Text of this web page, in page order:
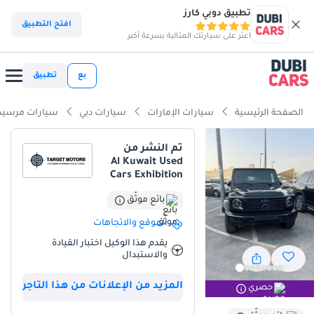
تطبيق دوبي كارز
اعثر على سيارتك المثالية بسرعة أكبر
افتح التطبيق
بع تطبيق
الصفحة الرئيسية سيارات الإمارات سيارات دبي سيارات
حصري
تم النشر من
Al Kuwait Used
Cars Exhibition
بائع موثّق
الموقع والاتجاهات
يقدم هذا الوكيل اختبار القيادة
والاستبدال
المزيد من الإعلانات من هذا التاجر
ذكاء دوبي كارز
ذكاء دوبيكارز
مؤهلة فعلياً للسير على الطرق الوعرة
نظام صوتي فاخر قياسي
أقل نسبة انخفاض في القيمة في الفئة
ملخص
عن التوازن المثالي بين الفخامة المطلقة والقدرة الأسطورية على الطرق
الوعرة في منطقة الخليج. بفضل لونها الأسود المفضل والطلب العالي
المستمر على هذه الفئة، تضمن هذه السيارة قيمة إعادة بيع قوية للغاية